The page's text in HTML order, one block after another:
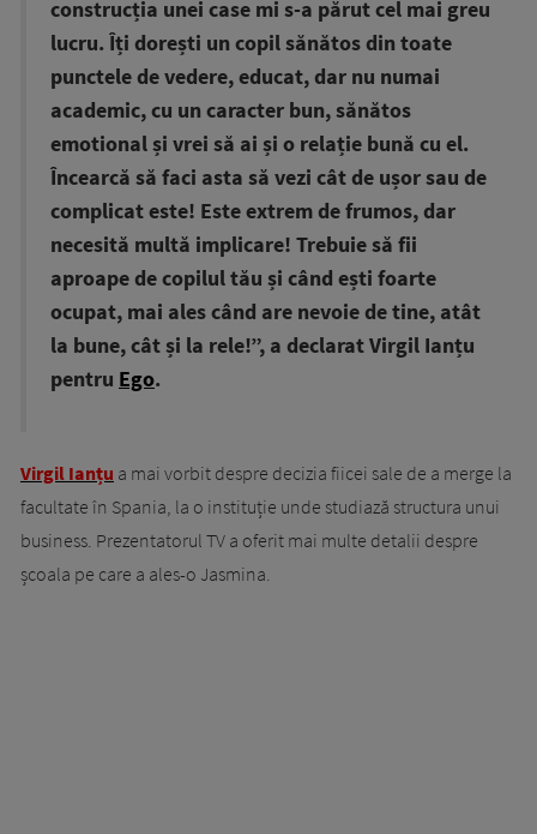
construcția unei case mi s-a părut cel mai greu
lucru. Îți dorești un copil sănătos din toate
punctele de vedere, educat, dar nu numai
academic, cu un caracter bun, sănătos
emotional și vrei să ai și o relație bună cu el.
Încearcă să faci asta să vezi cât de ușor sau de
complicat este! Este extrem de frumos, dar
necesită multă implicare! Trebuie să fii
aproape de copilul tău și când ești foarte
ocupat, mai ales când are nevoie de tine, atât
la bune, cât și la rele!”, a declarat Virgil Ianțu
pentru Ego.
Virgil Ianțu a mai vorbit despre decizia fiicei sale de a merge la
facultate în Spania, la o instituție unde studiază structura unui
business. Prezentatorul TV a oferit mai multe detalii despre
școala pe care a ales-o Jasmina.